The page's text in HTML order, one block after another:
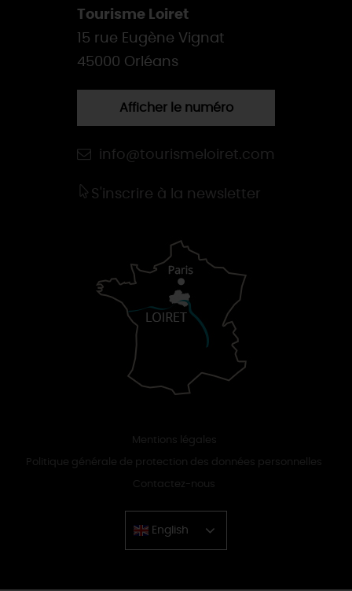
Tourisme Loiret
15 rue Eugène Vignat
45000 Orléans
Afficher le numéro
info@tourismeloiret.com
S'inscrire à la newsletter
Mentions légales
Politique générale de protection des données personnelles
Contactez-nous
English
Chinese